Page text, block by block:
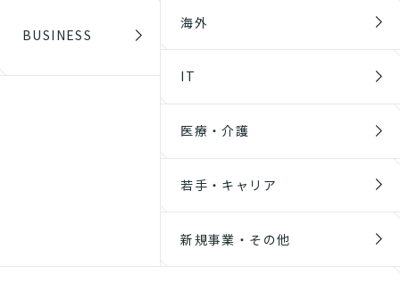
BUSINESS
海外
IT
医療・介護
若手・キャリア
新規事業・その他